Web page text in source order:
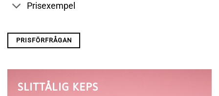
Prisexempel
PRISFÖRFRÅGAN
SLITTÅLIG KEPS